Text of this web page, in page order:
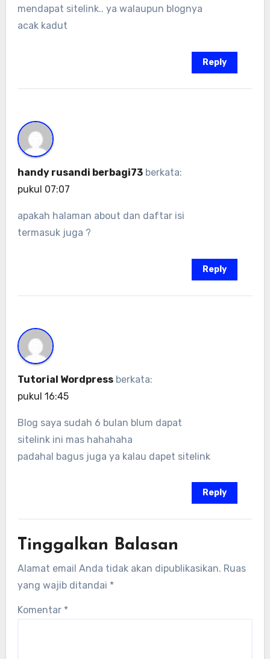
mendapat sitelink.. ya walaupun blognya
acak kadut
Reply
handy rusandi berbagi73 berkata:
pukul 07:07
apakah halaman about dan daftar isi
termasuk juga ?
Reply
Tutorial Wordpress berkata:
pukul 16:45
Blog saya sudah 6 bulan blum dapat
sitelink ini mas hahahaha
padahal bagus juga ya kalau dapet sitelink
Reply
Tinggalkan Balasan
Alamat email Anda tidak akan dipublikasikan. Ruas
yang wajib ditandai *
Komentar *